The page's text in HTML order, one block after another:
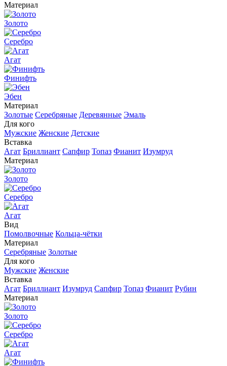
Материал
Золото
Серебро
Агат
Финифть
Эбен
Материал
Золотые Серебряные Деревянные Эмаль
Для кого
Мужские Женские Детские
Вставка
Агат Бриллиант Сапфир Топаз Фианит Изумруд
Материал
Золото
Серебро
Агат
Вид
Помолвочные Кольца-чётки
Материал
Серебряные Золотые
Для кого
Мужские Женские
Вставка
Агат Бриллиант Изумруд Сапфир Топаз Фианит Рубин
Материал
Золото
Серебро
Агат